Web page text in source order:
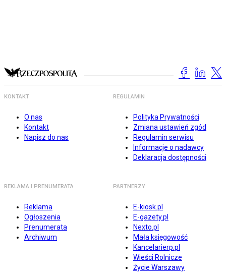
KONTAKT
O nas
Kontakt
Napisz do nas
REGULAMIN
Polityka Prywatności
Zmiana ustawień zgód
Regulamin serwisu
Informacje o nadawcy
Deklaracja dostępności
REKLAMA I PRENUMERATA
Reklama
Ogłoszenia
Prenumerata
Archiwum
PARTNERZY
E-kiosk.pl
E-gazety.pl
Nexto.pl
Mała księgowość
Kancelarierp.pl
Wieści Rolnicze
Życie Warszawy